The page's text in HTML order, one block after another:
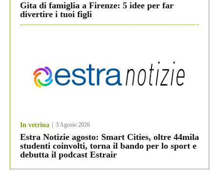
Gita di famiglia a Firenze: 5 idee per far
divertire i tuoi figli
In vetrina 3 Agosto 2026
Estra Notizie agosto: Smart Cities, oltre 44mila
studenti coinvolti, torna il bando per lo sport e
debutta il podcast Estrair